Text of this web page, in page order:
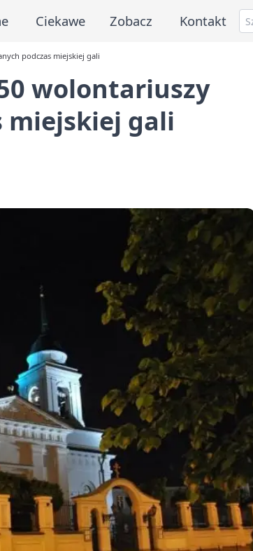
Ciekawe Zobacz Kontakt
podczas miejskiej gali
wolontariuszy
miejskiej gali